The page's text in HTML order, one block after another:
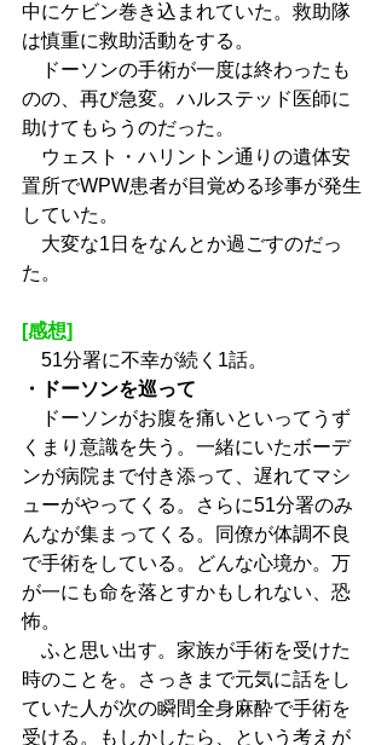
中にケビン巻き込まれていた。救助隊
は慎重に救助活動をする。
ドーソンの手術が一度は終わったも
のの、再び急変。ハルステッド医師に
助けてもらうのだった。
ウェスト・ハリントン通りの遺体安
置所でWPW患者が目覚める珍事が発生
していた。
大変な1日をなんとか過ごすのだっ
た。
[感想]
51分署に不幸が続く1話。
・ドーソンを巡って
ドーソンがお腹を痛いといってうず
くまり意識を失う。一緒にいたボーデ
ンが病院まで付き添って、遅れてマシ
ューがやってくる。さらに51分署のみ
んなが集まってくる。同僚が体調不良
で手術をしている。どんな心境か。万
が一にも命を落とすかもしれない、恐
怖。
ふと思い出す。家族が手術を受けた
時のことを。さっきまで元気に話をし
ていた人が次の瞬間全身麻酔で手術を
受ける。もしかしたら、という考えが